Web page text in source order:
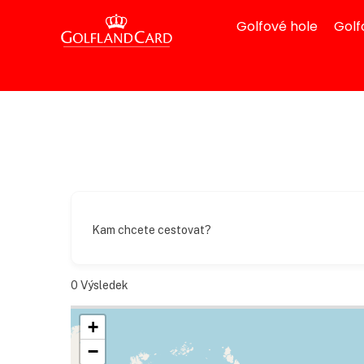
Golfové hole
Kam chcete cestovat?
0 Výsledek
+
−